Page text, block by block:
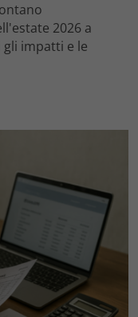
2026 a
impatti e le